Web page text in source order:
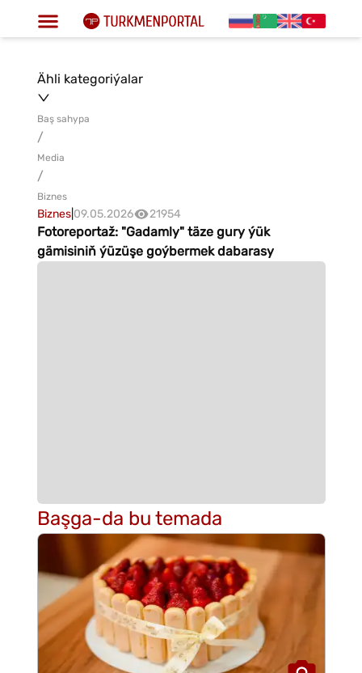
Ähli kategoriýalar
Baş sahypa
/
Media
/
Biznes
Biznes| 09.05.2026 21954
Fotoreportaž: "Gadamly" täze gury ýük
gämisiniň ýüzüşe goýbermek dabarasy
Başga-da bu temada